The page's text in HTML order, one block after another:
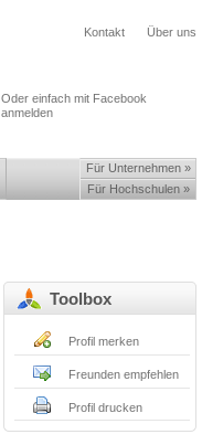
Kontakt Über uns
Oder einfach mit Facebook
anmelden
Für Unternehmen »
Für Hochschulen »
Toolbox
Profil merken
Freunden empfehlen
Profil drucken